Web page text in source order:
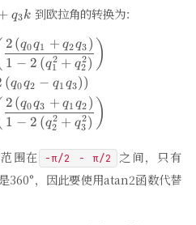
q3k 到欧拉角的转换为：
\begin{aligned} \alpha
1 − 2 (q1
2 + q2
2)
2(q0q1 + q2q3 ) )
(q0q2 − q1 q3))
1 − 2 (q2
2 + q3
2)
2(q0q3 + q1 q2 ) )
围在 −π/2 - π/2
之间，只有
360°，因此要使用atan2函数代替